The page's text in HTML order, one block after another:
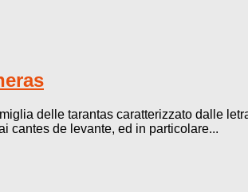
delle tarantas caratterizzato dalle
cantes de levante, ed in particolare...